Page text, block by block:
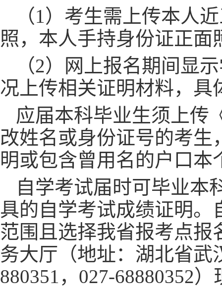
（1）考生需上传本人
照，本人手持身份证正面
（2）网上报名期间显
况上传相关证明材料，具
应届本科毕业生须上传
改姓名或身份证号的考
明或包含曾用名的户口本
自学考试届时可毕业本
具的自学考试成绩证明
范围且选择我省报考点
务大厅（地址：湖北省武
880351，027-68880352